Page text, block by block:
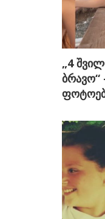
„4
ბრავო“